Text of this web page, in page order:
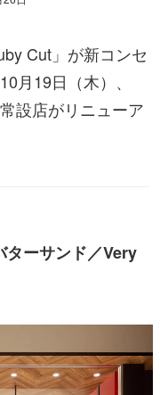
Cut」が新コンセ
月19日（木）、
設店がリニューア
ターサンド／Very